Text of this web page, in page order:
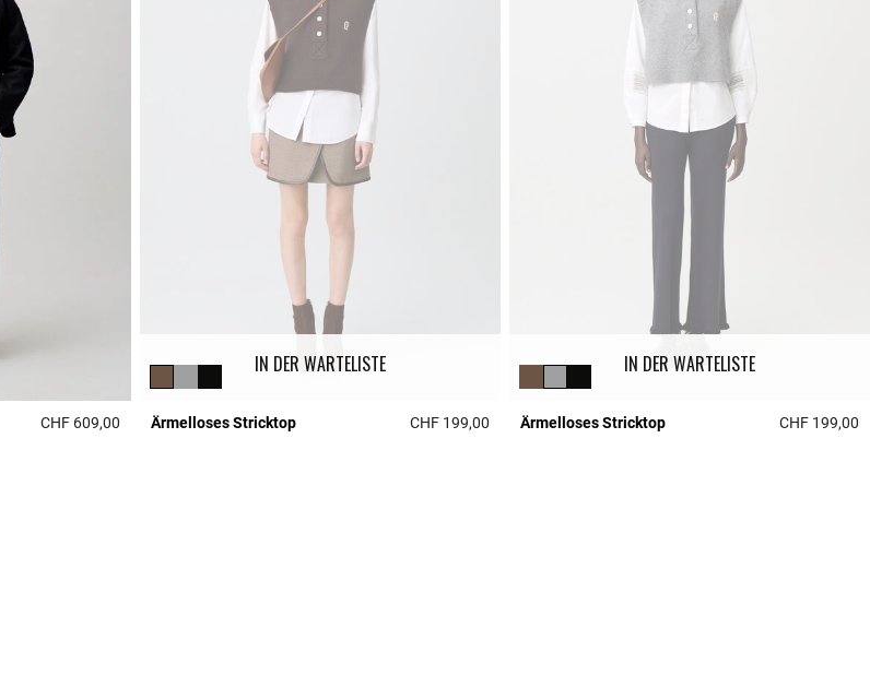
CHF 609,00 4 out of 5 Customer Rating
IN DER WARTELISTE
Ärmelloses Stricktop CHF 199,00 5 out of 5 Customer Rating
IN DER WARTELISTE
Ärmelloses Stricktop CHF 199,00